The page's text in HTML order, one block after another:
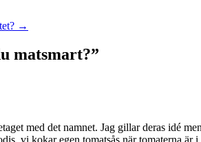
→
matsmart?”
med det namnet. Jag gillar deras idé